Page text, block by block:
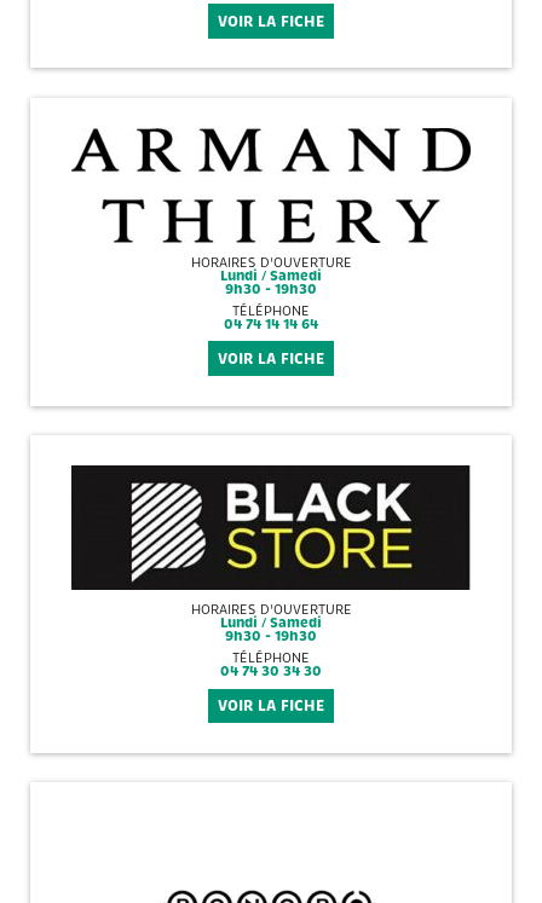
VOIR LA FICHE
HORAIRES D'OUVERTURE
Lundi / Samedi
9h30 - 19h30
TÉLÉPHONE
04 74 14 14 64
VOIR LA FICHE
HORAIRES D'OUVERTURE
Lundi / Samedi
9h30 - 19h30
TÉLÉPHONE
04 74 30 34 30
VOIR LA FICHE